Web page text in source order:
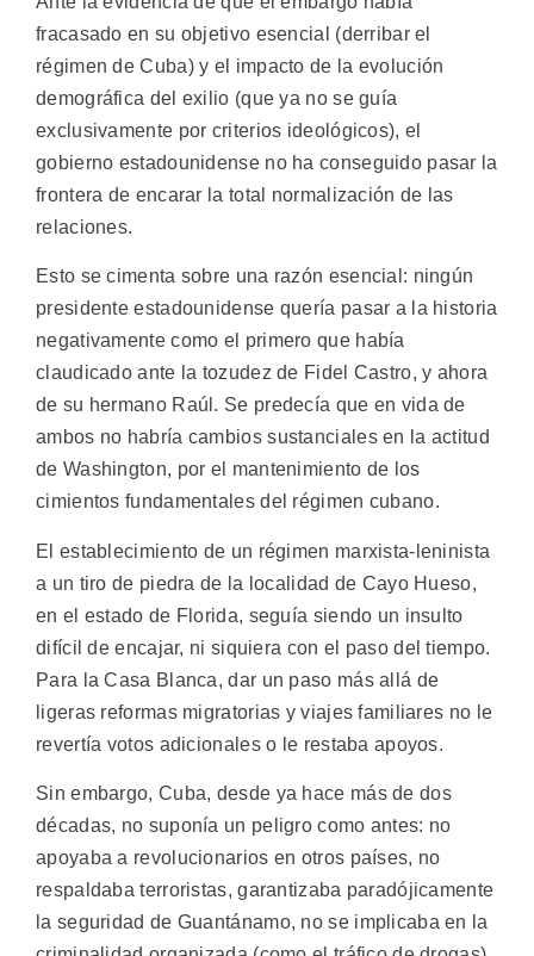
fracasado en su objetivo esencial (derribar el
régimen de Cuba) y el impacto de la evolución
demográfica del exilio (que ya no se guía
exclusivamente por criterios ideológicos), el
gobierno estadounidense no ha conseguido pasar la
frontera de encarar la total normalización de las
relaciones.
Esto se cimenta sobre una razón esencial: ningún
presidente estadounidense quería pasar a la historia
negativamente como el primero que había
claudicado ante la tozudez de Fidel Castro, y ahora
de su hermano Raúl. Se predecía que en vida de
ambos no habría cambios sustanciales en la actitud
de Washington, por el mantenimiento de los
cimientos fundamentales del régimen cubano.
El establecimiento de un régimen marxista-leninista
a un tiro de piedra de la localidad de Cayo Hueso,
en el estado de Florida, seguía siendo un insulto
difícil de encajar, ni siquiera con el paso del tiempo.
Para la Casa Blanca, dar un paso más allá de
ligeras reformas migratorias y viajes familiares no le
revertía votos adicionales o le restaba apoyos.
Sin embargo, Cuba, desde ya hace más de dos
décadas, no suponía un peligro como antes: no
apoyaba a revolucionarios en otros países, no
respaldaba terroristas, garantizaba paradójicamente
la seguridad de Guantánamo, no se implicaba en la